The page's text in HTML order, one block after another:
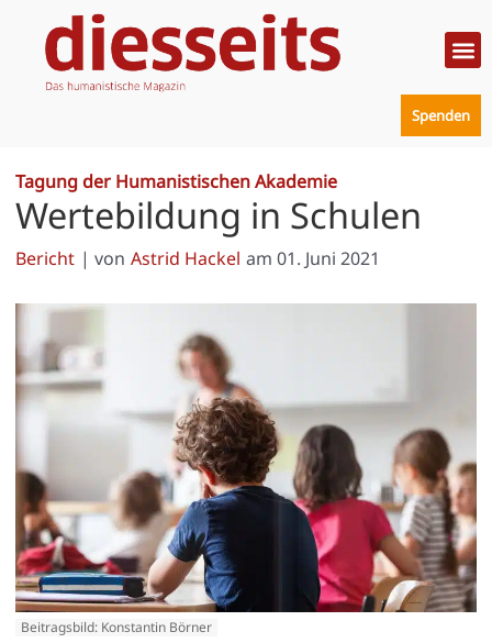
Inhalt
springen
Spenden
Tagung der Humanistischen Akademie
Wertebildung in Schulen
Bericht | von Astrid Hackel am 01. Juni 2021
Beitragsbild: Konstantin Börner